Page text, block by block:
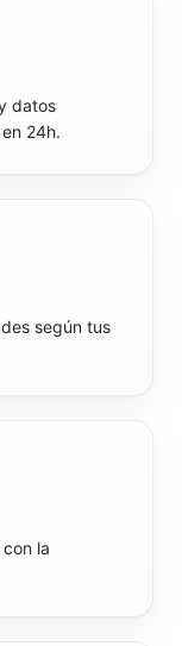
datos
24h.
según tus
la